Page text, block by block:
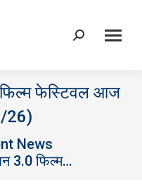
Search:
फेस्टिवल आज
26)
News
3.0 फिल्म…